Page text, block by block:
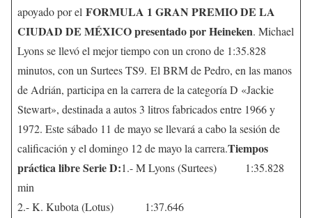
apoyado por el FORMULA 1 GRAN PREMIO DE LA
CIUDAD DE MÉXICO presentado por Heineken. Michael
Lyons se llevó el mejor tiempo con un crono de 1:35.828
minutos, con un Surtees TS9. El BRM de Pedro, en las manos
de Adrián, participa en la carrera de la categoría D «Jackie
Stewart», destinada a autos 3 litros fabricados entre 1966 y
1972. Este sábado 11 de mayo se llevará a cabo la sesión de
calificación y el domingo 12 de mayo la carrera.Tiempos
práctica libre Serie D:1.- M Lyons (Surtees) 1:35.828
min
2.- K. Kubota (Lotus) 1:37.646